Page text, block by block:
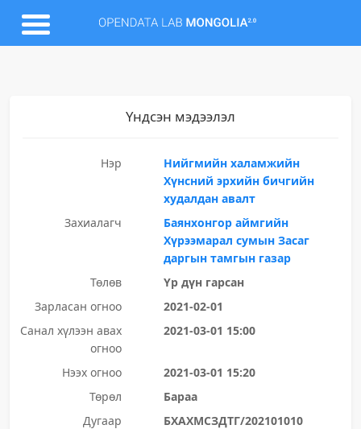
Үндсэн мэдээлэл
Нэр
Нийгмийн халамжийн
Хүнсний эрхийн бичгийн
худалдан авалт
Захиалагч
Баянхонгор аймгийн
Хүрээмарал сумын Засаг
даргын тамгын газар
Төлөв
Үр дүн гарсан
Зарласан огноо
2021-02-01
Санал хүлээн авах
огноо
2021-03-01 15:00
Нээх огноо
2021-03-01 15:20
Төрөл
Бараа
Дугаар
БХАХМСЗДТГ/202101010